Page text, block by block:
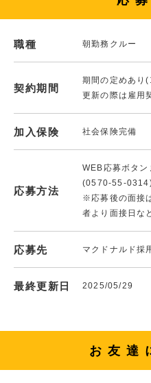
職種 朝勤務クルー
契約期間
期間の定めあり
更新の際は雇用
加入保険 社会保険完備
応募方法
WEB応募ボタン
(0570-55-0314)
※応募後の面接
者より面接日な
応募先 マクドナルド採
最終更新日 2025/05/29
お友達